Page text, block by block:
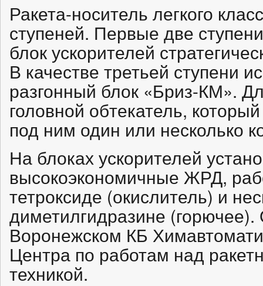
Ракета-носитель легкого
ступеней. Первые две
блок ускорителей
В качестве третьей ступени
разгонный блок «Бриз-КМ».
головной обтекатель,
под ним один или несколько
На блоках ускорителей
высокоэкономичные ЖРД,
тетроксиде (окислитель) и
диметилгидразине
Воронежском КБ
Центра по работам над
техникой.